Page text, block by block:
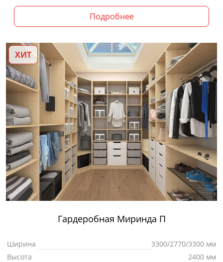
Подробнее
ХИТ
Гардеробная Миринда П
Ширина
3300/2770/3300 мм
Высота
2400 мм